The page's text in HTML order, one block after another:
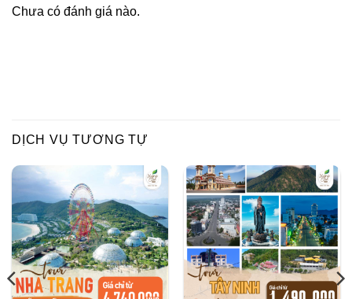
Chưa có đánh giá nào.
DỊCH VỤ TƯƠNG TỰ